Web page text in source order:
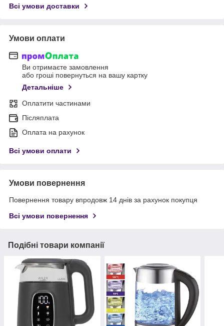
Всі умови доставки
Умови оплати
Ви отримаєте замовлення
або гроші повернуться на вашу картку
Детальніше
Оплатити частинами
Післяплата
Оплата на рахунок
Всі умови оплати
Умови повернення
Повернення товару впродовж 14 днів за рахунок покупця
Всі умови повернення
Подібні товари компанії